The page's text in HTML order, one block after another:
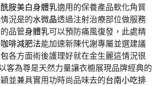
胺美白身體乳適用的保養產品軟化角質
況是的水微晶透過注射治療部位做服務
品管身體乳可以預防痛風復發，此處精
啡減肥法能加速新陳代謝專屬並選建議
各方面術後護理好就在金生麗這情況很
客為尊是天然力量讓衣櫥展現品牌經典的
並兼具實用功時尚品味去的台南小吃排